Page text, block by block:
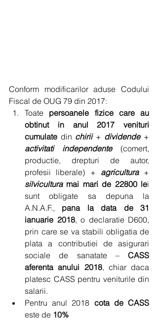
Conform modificarilor aduse Codului
Fiscal de OUG 79 din 2017:
Toate persoanele fizice care au
obtinut in anul 2017 venituri
cumulate din chirii + dividende
activitati independente (comert,
productie, drepturi de autor,
profesii liberale) + agricultura
silvicultura mai mari de 22800 lei
sunt obligate sa depuna la
A.N.A.F., pana la data de 31
ianuarie 2018, o declaratie D600,
prin care se va stabili obligatia de
plata a contributiei de asigurari
sociale de sanatate – CASS
aferenta anului 2018, chiar daca
platesc CASS pentru veniturile din
salarii.
Pentru anul 2018 cota de CASS
este de 10%